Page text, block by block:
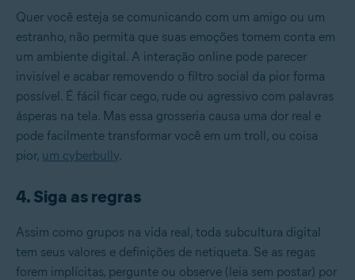
Quer você esteja se comunicando com um amigo ou um
estranho, não permita que suas emoções tomem conta em
um ambiente digital. A interação online pode parecer
invisível e acabar removendo o filtro social da pior forma
possível. É fácil ficar cego, rude ou agressivo com palavras
ásperas na tela. Mas essa grosseria causa uma dor real e
pode facilmente transformar você em um troll, ou coisa
pior, um cyberbully.
4. Siga as regras
Assim como grupos na vida real, toda subcultura digital
tem seus valores e definições de netiqueta. Se as regas
forem implícitas, pergunte ou observe (leia sem postar) por